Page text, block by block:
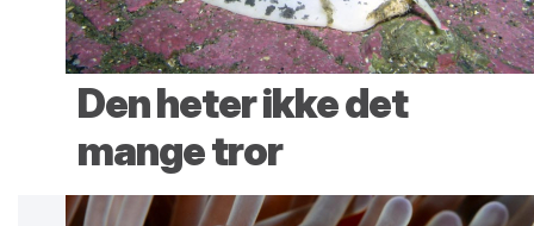
Den heter ikke det
mange tror